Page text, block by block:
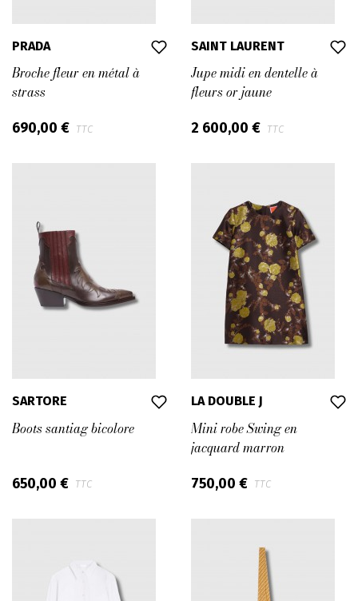
PRADA
Broche fleur en métal à
strass
690,00 € TTC
SAINT LAURENT
Jupe midi en dentelle à
fleurs or jaune
2 600,00 € TTC
SARTORE
Boots santiag bicolore
650,00 € TTC
LA DOUBLE J
Mini robe Swing en
jacquard marron
750,00 € TTC